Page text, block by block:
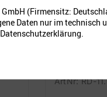
ArtNr: RD-
(Firmensitz:
Daten nur im